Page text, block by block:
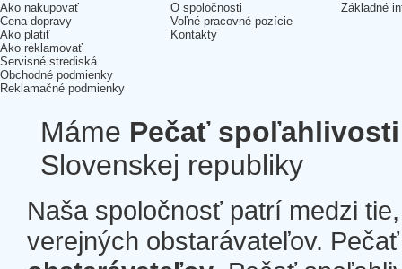
Ako nakupovať
Cena dopravy
Ako platiť
Ako reklamovať
Servisné strediská
Obchodné podmienky
Reklamačné podmienky
O spoločnosti
Voľné pracovné pozície
Kontakty
Základné
Máme Pečať spoľahlivosti
Slovenskej republiky
Naša spoločnosť patrí medzi
verejných obstarávateľov.